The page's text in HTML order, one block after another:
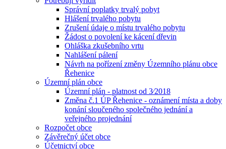
Správní poplatky trvalý pobyt
Hlášení trvalého pobytu
Zrušení údaje o místu trvalého pobytu
Žádost o povolení ke kácení dřevin
Ohláška zkušebního vrtu
Nahlášení pálení
Návrh na pořízení změny Územního plánu obce
Řehenice
Územní plán obce
Územní plán - platnost od 3⁄2018
Změna č.1 ÚP Řehenice - oznámení místa a doby
konání sloučeného společného jednání a
veřejného projednání
Rozpočet obce
Závěrečný účet obce
Účetnictví obce